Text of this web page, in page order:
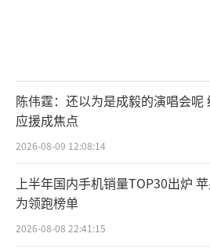
陈伟霆：还以为是成毅的演唱会呢
应援成焦点
2026-08-09 12:08:14
上半年国内手机销量TOP30出炉
为领跑榜单
2026-08-08 22:41:15